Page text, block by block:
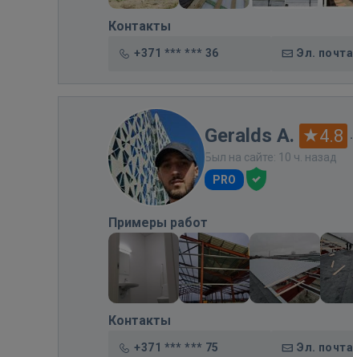
Контакты
+371 *** *** 36 Эл. почта
Geralds A. 4.8 ·
Был на сайте: 10 ч. назад
PRO
Примеры работ
Контакты
+371 *** *** 75 Эл. почта